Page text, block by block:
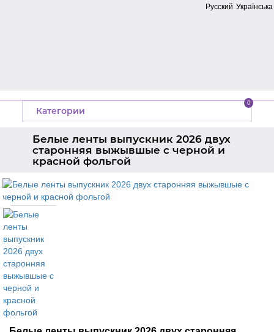
Русский Українська
Категории
0
Белые ленты выпускник 2026 двух
старонняя выжывшые с черной и
красной фольгой
Главная Ленты на выпускной